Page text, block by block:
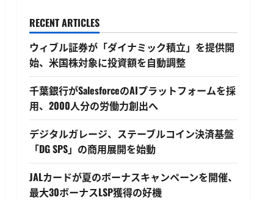
RECENT ARTICLES
ウィブル証券が「ダイナミック積立」を提供開
始、米国株対象に投資額を自動調整
千葉銀行がSalesforceのAIプラットフォームを採
用、2000人分の労働力創出へ
デジタルガレージ、ステーブルコイン決済基盤
「DG SPS」の商用展開を始動
JALカードが夏のボーナスキャンペーンを開催、
最大30ボーナスLSP獲得の好機